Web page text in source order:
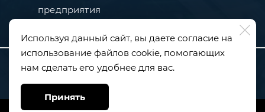
предприятия
Общество с ограниченной ответственностью "СИГНАЛ КИНЕТИК"
E-mail: info@signalkc.ru
Используя данный сайт, вы даете согласие на
использование файлов cookie, помогающих
нам сделать его удобнее для вас.
Принять